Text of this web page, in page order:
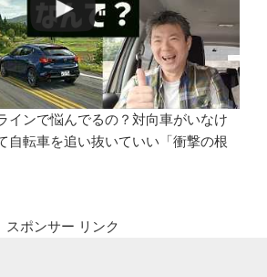
インで悩んでるの？対向車がいなけ
自転車を追い抜いていい「衝撃の根
スポンサー リンク